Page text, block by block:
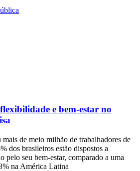
e bem-estar no
de meio milhão de trabalhadores de
dos brasileiros estão dispostos a
pelo seu bem-estar, comparado a uma
na América Latina